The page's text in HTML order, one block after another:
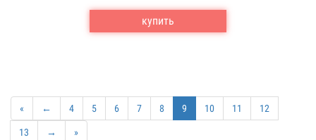
купить
« ← 4 5 6 7 8 9 10 11 12
13 → »